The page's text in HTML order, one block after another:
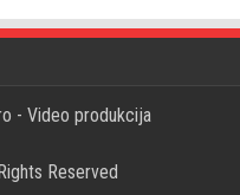
- Video produkcija
Reserved